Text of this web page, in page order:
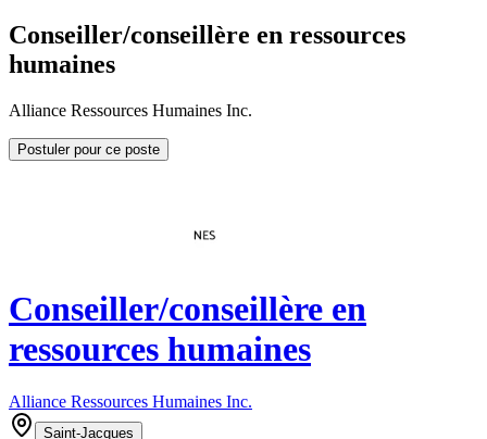
Conseiller/conseillère en ressources
humaines
Alliance Ressources Humaines Inc.
Postuler pour ce poste
Conseiller/conseillère en
ressources humaines
Alliance Ressources Humaines Inc.
Saint-Jacques